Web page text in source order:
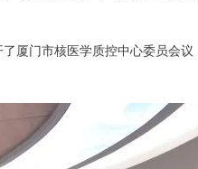
厦门市核医学质控中心委员会